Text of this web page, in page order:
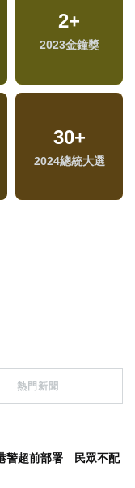
2+
2023金鐘獎
30+
2024總統大選
熱門新聞
警超前部署 民眾不配